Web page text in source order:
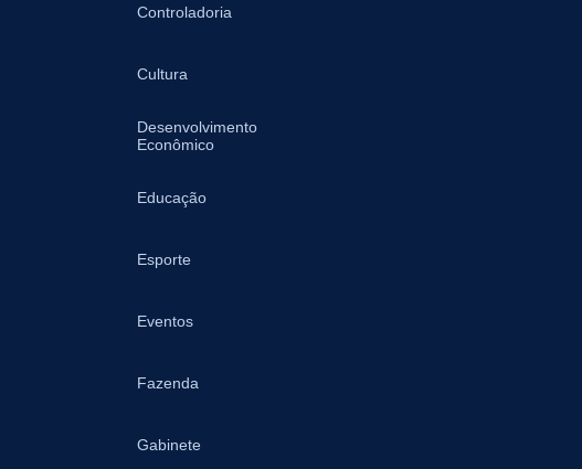
Controladoria
Cultura
Desenvolvimento
Econômico
Educação
Esporte
Eventos
Fazenda
Gabinete